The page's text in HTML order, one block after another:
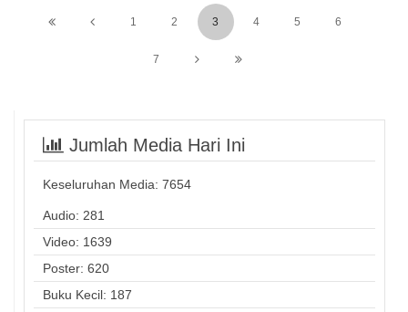
1 2 3 4 5 6
7
Jumlah Media Hari Ini
Keseluruhan Media: 7654
Audio: 281
Video: 1639
Poster: 620
Buku Kecil: 187